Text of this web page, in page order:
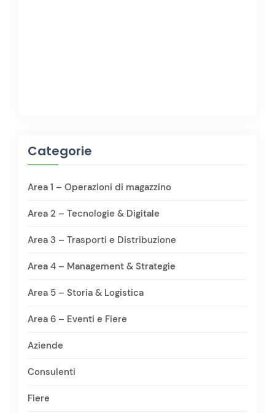
Categorie
Area 1 – Operazioni di magazzino
Area 2 – Tecnologie & Digitale
Area 3 – Trasporti e Distribuzione
Area 4 – Management & Strategie
Area 5 – Storia & Logistica
Area 6 – Eventi e Fiere
Aziende
Consulenti
Fiere